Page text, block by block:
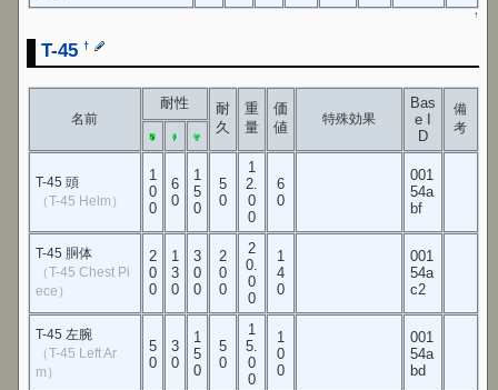
↑
T-45 †
名前
耐性
耐
久
重
量
価
値
特殊効果
Bas
e I
D
備
考
T-45 頭
（T-45 Helm）
1
0
0
6
0
1
5
0
5
0
1
2.
0
0
6
0
001
54a
bf
T-45 胴体
（T-45 Chest Pi
ece）
2
0
0
1
3
0
3
0
0
2
0
0
2
0.
0
0
1
4
0
001
54a
c2
T-45 左腕
（T-45 Left Ar
m）
5
0
3
0
1
5
0
5
0
1
5.
0
0
1
0
0
001
54a
bd